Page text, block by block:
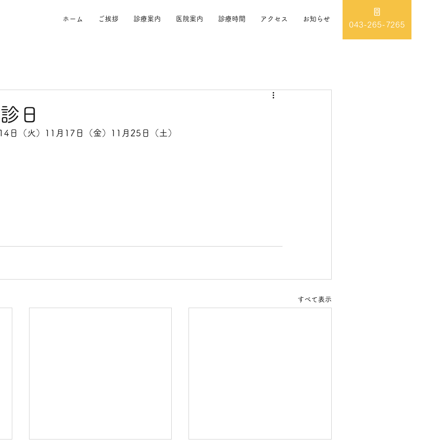
ホーム ご挨拶 診療案内 医院案内 診療時間 アクセス お知らせ
043-265-7265
日
日（火）11月17日（金）11月25日（土）
すべて表示